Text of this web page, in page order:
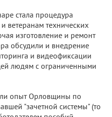
стала процедура
ветеранам технических
изготовление и ремонт
обсудили и внедрение
и видеофиксации
людям с ограниченными
опыт Орловщины по
"зачетной системы" (то